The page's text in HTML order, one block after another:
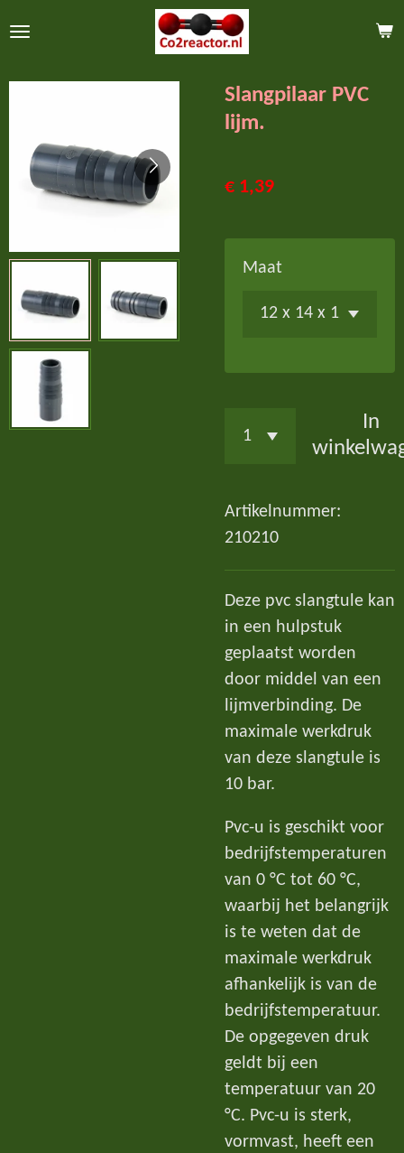
Ga
Slangpilaar PVC
lijm.
€ 1,39
Maat
In
Artikelnummer:
210210
Deze pvc slangtule kan
in een hulpstuk
geplaatst worden
door middel van een
lijmverbinding. De
maximale werkdruk
van deze slangtule is
10 bar.
Pvc-u is geschikt voor
bedrijfstemperaturen
van 0 °C tot 60 °C,
waarbij het belangrijk
is te weten dat de
maximale werkdruk
afhankelijk is van de
bedrijfstemperatuur.
De opgegeven druk
geldt bij een
temperatuur van 20
°C. Pvc-u is sterk,
vormvast, heeft een